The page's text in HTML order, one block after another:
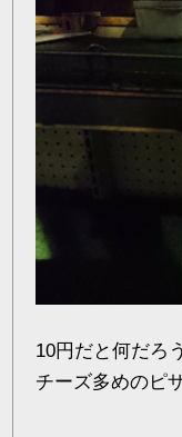
10円だと何だろ
チーズ多めのピ